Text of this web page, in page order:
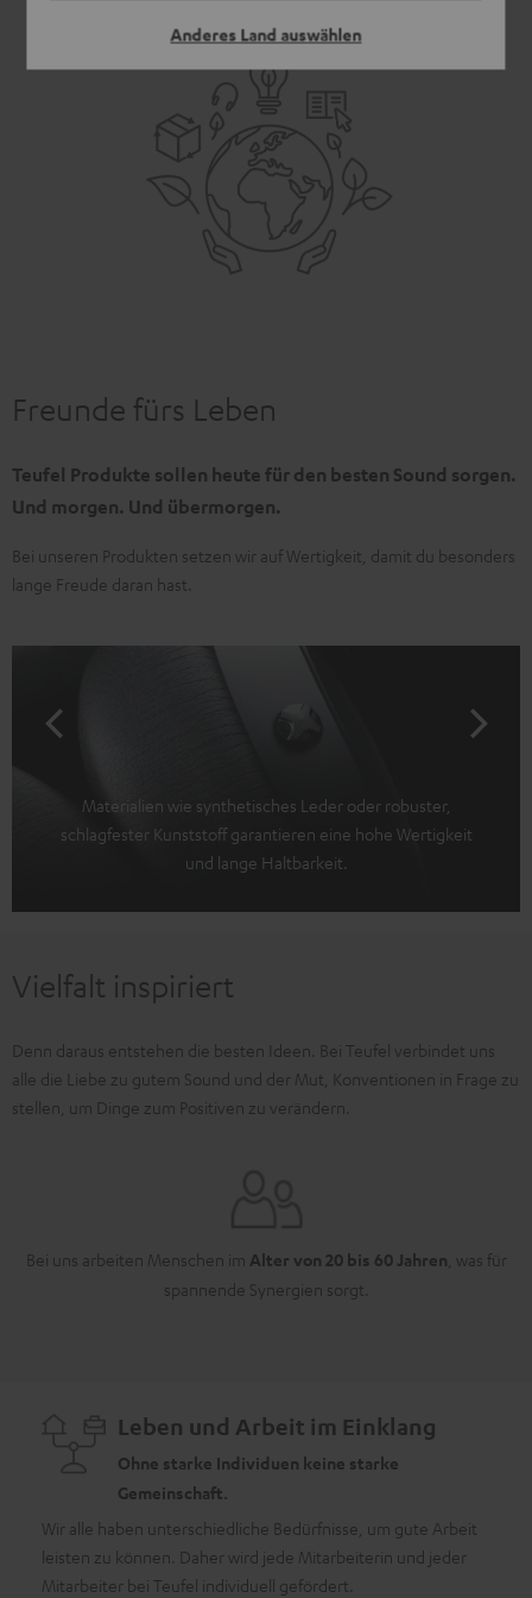
Anderes Land auswählen
unabhängigen Anlagen.
Freunde fürs Leben
Teufel Produkte sollen heute für den besten Sound sorgen.
Und morgen. Und übermorgen.
Bei unseren Produkten setzen wir auf Wertigkeit, damit du besonders
lange Freude daran hast.
Materialien wie synthetisches Leder oder robuster,
schlagfester Kunststoff garantieren eine hohe Wertigkeit
und lange Haltbarkeit.
Vielfalt inspiriert
Denn daraus entstehen die besten Ideen. Bei Teufel verbindet uns
alle die Liebe zu gutem Sound und der Mut, Konventionen in Frage zu
stellen, um Dinge zum Positiven zu verändern.
Bei uns arbeiten Menschen im Alter von 20 bis 60 Jahren , was für
spannende Synergien sorgt.
Leben und Arbeit im Einklang
Ohne starke Individuen keine starke
Gemeinschaft.
Wir alle haben unterschiedliche Bedürfnisse, um gute Arbeit
leisten zu können. Daher wird jede Mitarbeiterin und jeder
Mitarbeiter bei Teufel individuell gefördert.